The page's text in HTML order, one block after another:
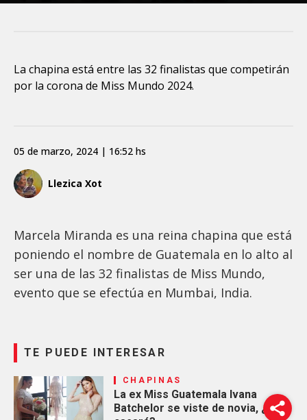
La chapina está entre las 32 finalistas que competirán
por la corona de Miss Mundo 2024.
Llezica Xot
05 de marzo, 2024 | 16:52 hs
Marcela Miranda es una reina chapina que está
poniendo el nombre de Guatemala en lo alto al
ser una de las 32 finalistas de Miss Mundo,
evento que se efectúa en Mumbai, India.
TE PUEDE INTERESAR
CHAPINAS
La ex Miss Guatemala Ivana
Batchelor se viste de novia, ¿se